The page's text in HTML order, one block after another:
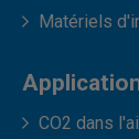
Matériels
CO2 dans